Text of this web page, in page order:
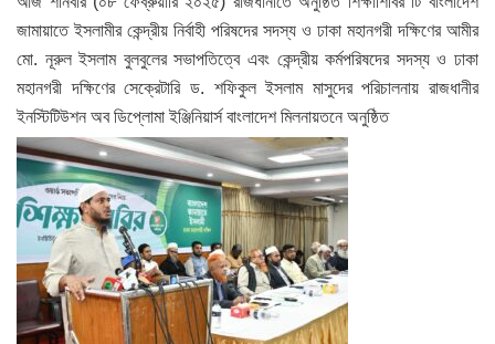
জামায়াতে ইসলামীর কেন্দ্রীয় নির্বাহী পরিষদের সদস্য ও ঢাকা মহানগরী দক্ষিণের আমীর
মো. নূরুল ইসলাম বুলবুলের সভাপতিত্বে এবং কেন্দ্রীয় কর্মপরিষদের সদস্য ও ঢাকা
মহানগরী দক্ষিণের সেক্রেটারি ড. শফিকুল ইসলাম মাসুদের পরিচালনায় রাজধানীর
ইনস্টিটিউশন অব ডিপ্লোমা ইঞ্জিনিয়ার্স বাংলাদেশ মিলনায়তনে অনুষ্ঠিত